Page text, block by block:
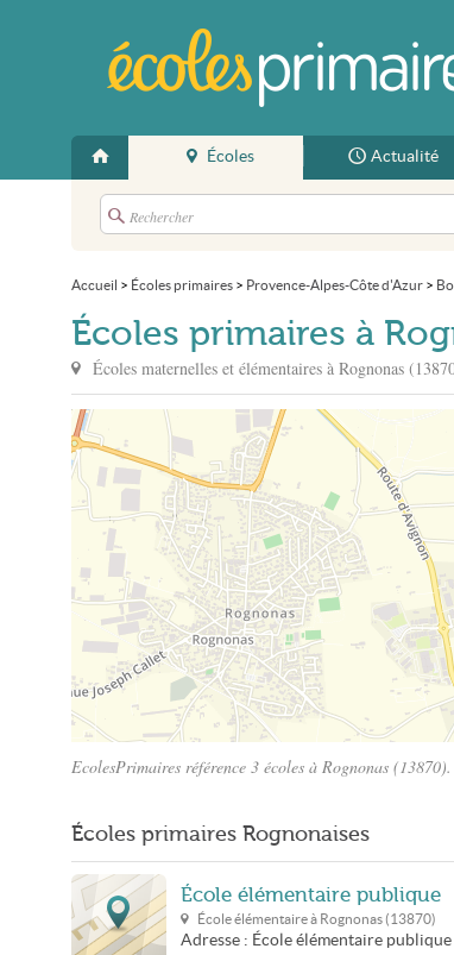
Écoles Actualité
Accueil > Écoles primaires > Provence-Alpes-Côte d'Azur >
Écoles primaires à
Écoles maternelles et élémentaires à Rognonas
EcolesPrimaires référence 3 écoles à Rognonas
Écoles primaires Rognonaises
École élémentaire publique
École élémentaire à Rognonas (13870)
Adresse : École élémentaire publique